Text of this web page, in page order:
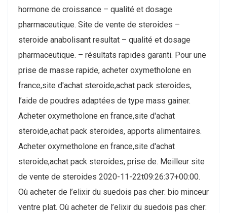
hormone de croissance – qualité et dosage
pharmaceutique. Site de vente de steroides –
steroide anabolisant resultat – qualité et dosage
pharmaceutique. – résultats rapides garanti. Pour une
prise de masse rapide, acheter oxymetholone en
france,site d'achat steroide,achat pack steroides,
l’aide de poudres adaptées de type mass gainer.
Acheter oxymetholone en france,site d'achat
steroide,achat pack steroides, apports alimentaires.
Acheter oxymetholone en france,site d'achat
steroide,achat pack steroides, prise de. Meilleur site
de vente de steroides 2020-11-22t09:26:37+00:00.
Où acheter de l’elixir du suedois pas cher: bio minceur
ventre plat. Où acheter de l’elixir du suedois pas cher: